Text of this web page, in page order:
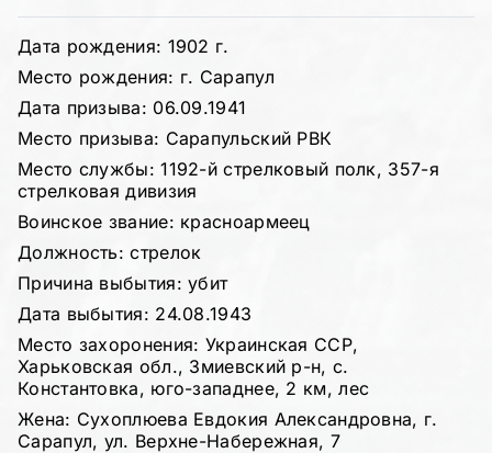
Дата рождения: 1902 г.
Место рождения: г. Сарапул
Дата призыва: 06.09.1941
Место призыва: Сарапульский РВК
Место службы: 1192-й стрелковый полк, 357-я
стрелковая дивизия
Воинское звание: красноармеец
Должность: стрелок
Причина выбытия: убит
Дата выбытия: 24.08.1943
Место захоронения: Украинская ССР,
Харьковская обл., Змиевский р-н, с.
Константовка, юго-западнее, 2 км, лес
Жена: Сухоплюева Евдокия Александровна, г.
Сарапул, ул. Верхне-Набережная, 7